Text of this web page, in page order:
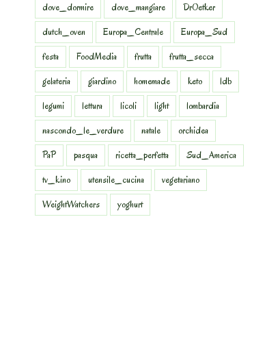
dove_dormire
dove_mangiare
DrOetker
dutch_oven
Europa_Centrale
Europa_Sud
festa
FoodMedia frutta
frutta_secca
gelateria
giardino homemade keto
ldb
legumi
lettura licoli light
lombardia
nascondo_le_verdure
natale
orchidea
PaP
pasqua ricetta_perfetta
Sud_America
tv_kino
utensile_cucina
vegetariano
WeightWatchers
yoghurt